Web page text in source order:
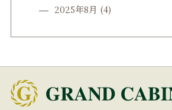
2025年8月 (4)